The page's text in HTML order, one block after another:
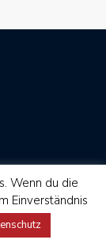
Wenn du die
Einverständnis